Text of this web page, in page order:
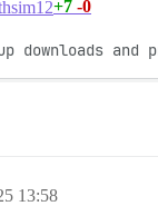
+7 -0
and
13:58